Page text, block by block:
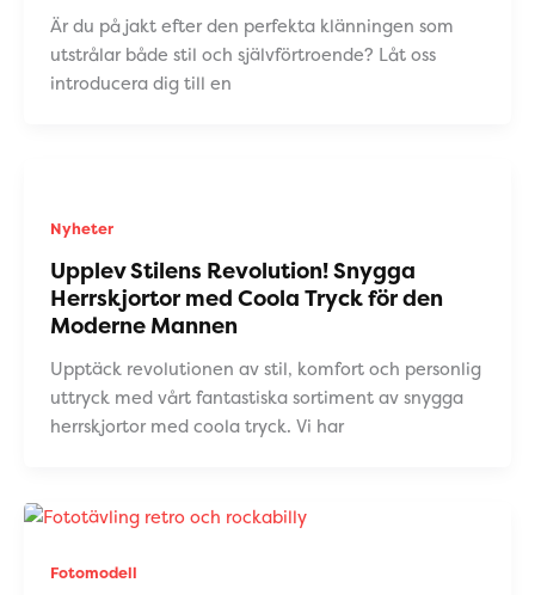
Är du på jakt efter den perfekta klänningen som
utstrålar både stil och självförtroende? Låt oss
introducera dig till en
Nyheter
Upplev Stilens Revolution! Snygga
Herrskjortor med Coola Tryck för den
Moderne Mannen
Upptäck revolutionen av stil, komfort och personlig
uttryck med vårt fantastiska sortiment av snygga
herrskjortor med coola tryck. Vi har
Fotomodell